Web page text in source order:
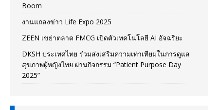
Boom
งานแถลงข่าว Life Expo 2025
ZEEN เขย่าตลาด FMCG เปิดตัวเทคโนโลยี AI อัจฉริยะ
DKSH ประเทศไทย ร่วมส่งเสริมความเท่าเทียมในการดูแล
สุขภาพผู้หญิงไทย ผ่านกิจกรรม “Patient Purpose Day
2025”